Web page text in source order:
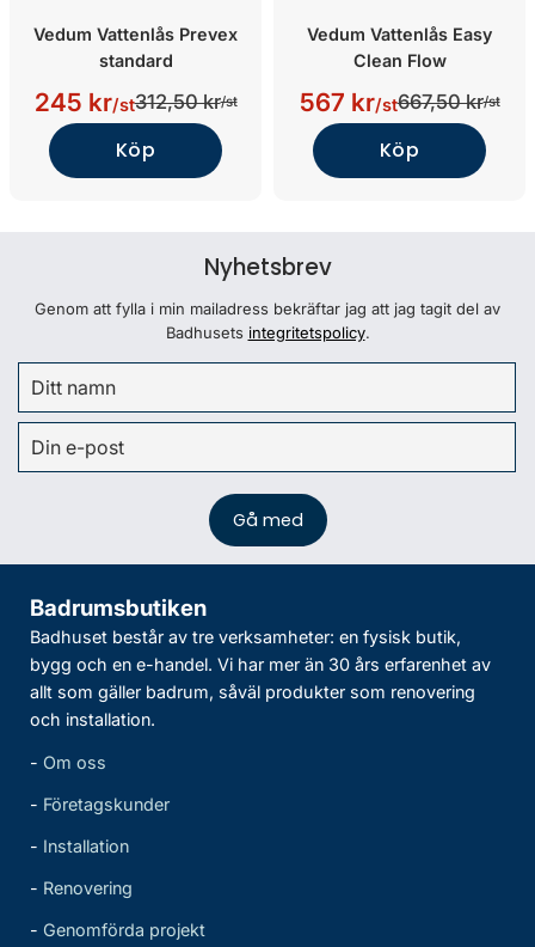
Vedum Vattenlås Prevex
standard
245 kr/st312,50 kr/st
Köp
Vedum Vattenlås Easy
Clean Flow
567 kr/st667,50 kr/st
Köp
Nyhetsbrev
Genom att fylla i min mailadress bekräftar jag att jag tagit del av
Badhusets integritetspolicy.
Badrumsbutiken
Badhuset består av tre verksamheter: en fysisk butik,
bygg och en e-handel. Vi har mer än 30 års erfarenhet av
allt som gäller badrum, såväl produkter som renovering
och installation.
- Om oss
- Företagskunder
- Installation
- Renovering
- Genomförda projekt